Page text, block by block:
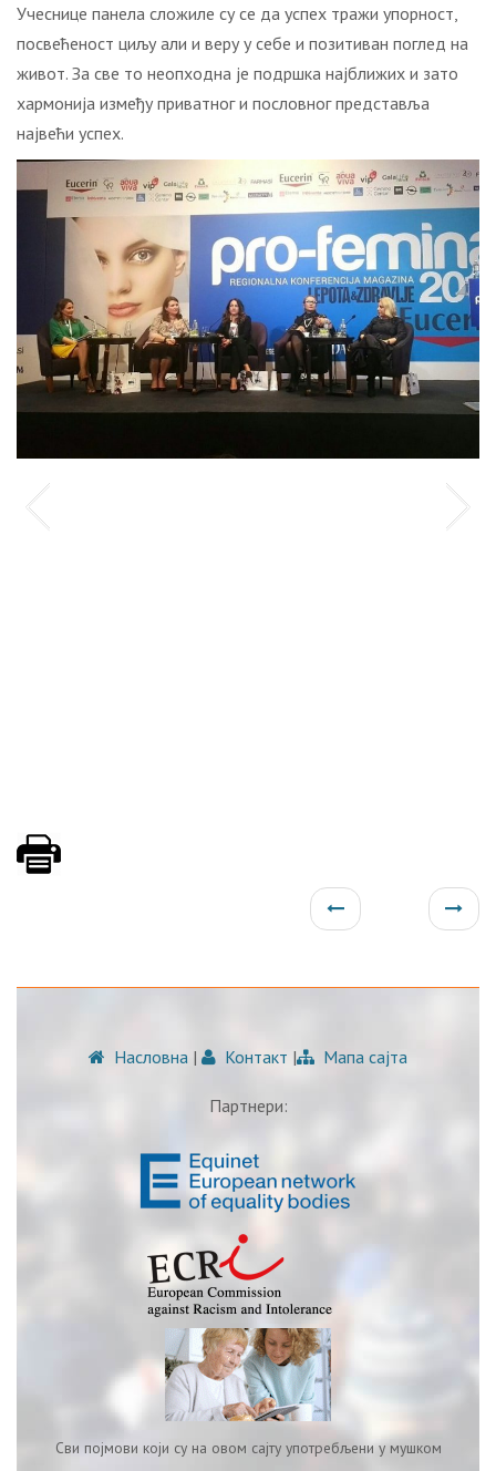
Учеснице панела сложиле су се да успех тражи упорност,
посвећеност циљу али и веру у себе и позитиван поглед на
живот. За све то неопходна је подршка најближих и зато
хармонија између приватног и пословног представља
највећи успех.
Насловна | Контакт | Мапа сајта
Партнери:
Сви појмови који су на овом сајту употребљени у мушком